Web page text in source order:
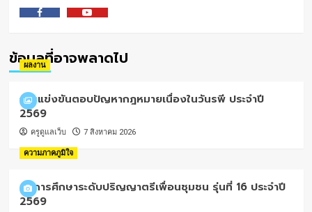
ข้อมูลที่อาจพลาดไป
ผลงาน
การแข่งขันตอบปัญหากฎหมายเนื่องในวันรพี ประจำปี
2569
ครูดูแลเว็บ 7 สิงหาคม 2026
ความภาคภูมิใจ
ทุนการศึกษาระดับปริญญาตรีเพื่อนชุมชน รุ่นที่ 16 ประจำปี
2569